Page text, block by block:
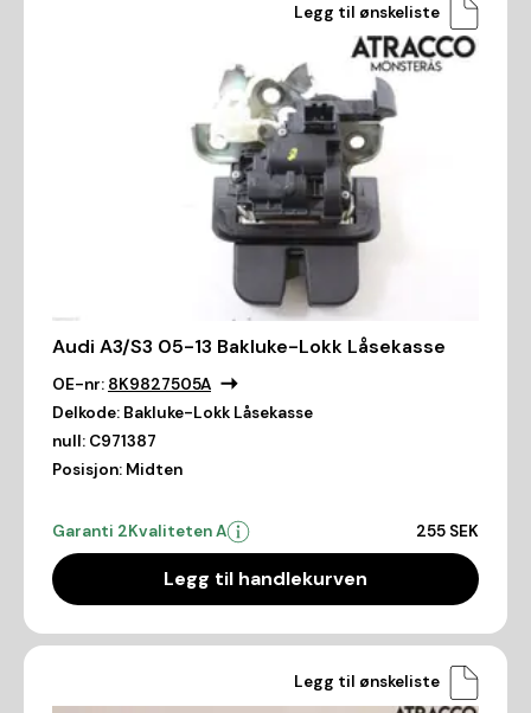
Legg til ønskeliste
Audi A3/S3 05-13 Bakluke-Lokk Låsekasse
OE-nr: 8K9827505A
Delkode: Bakluke-Lokk Låsekasse
null: C971387
Posisjon: Midten
Garanti 2Kvaliteten A 255 SEK
Legg til handlekurven
Legg til ønskeliste